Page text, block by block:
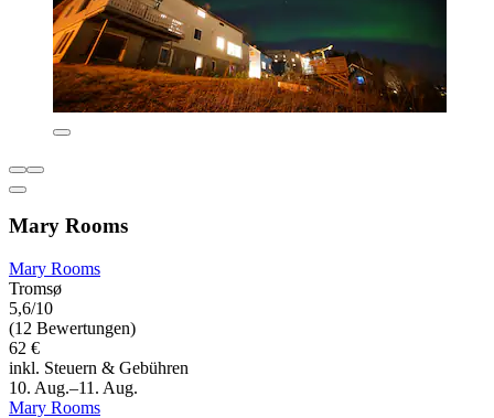
Mary Rooms
Mary Rooms
Tromsø
5,6/10
(12 Bewertungen)
62 €
inkl. Steuern & Gebühren
10. Aug.–11. Aug.
Mary Rooms